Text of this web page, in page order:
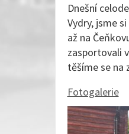
Dnešní
Vydry, jsme
až na
zasportovali
těšíme se na
Fotogalerie